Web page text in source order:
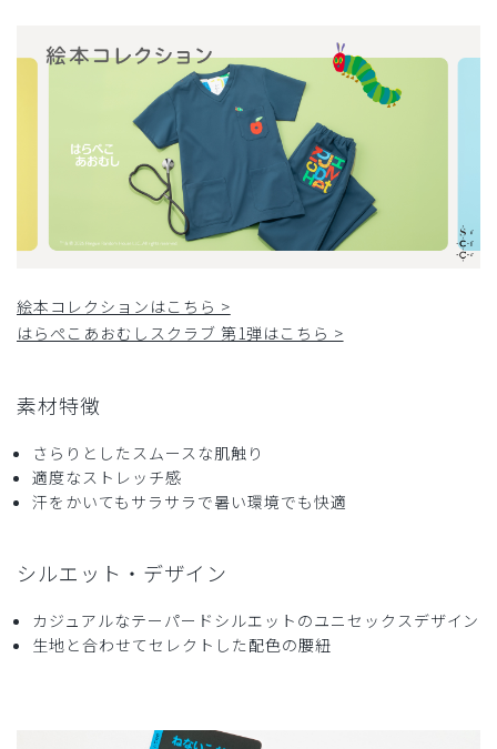
絵本コレクションはこちら >
はらぺこあおむしスクラブ 第1弾はこちら >
素材特徴
さらりとしたスムースな肌触り
適度なストレッチ感
汗をかいてもサラサラで暑い環境でも快適
シルエット・デザイン
カジュアルなテーパードシルエットのユニセックスデザイン
生地と合わせてセレクトした配色の腰紐